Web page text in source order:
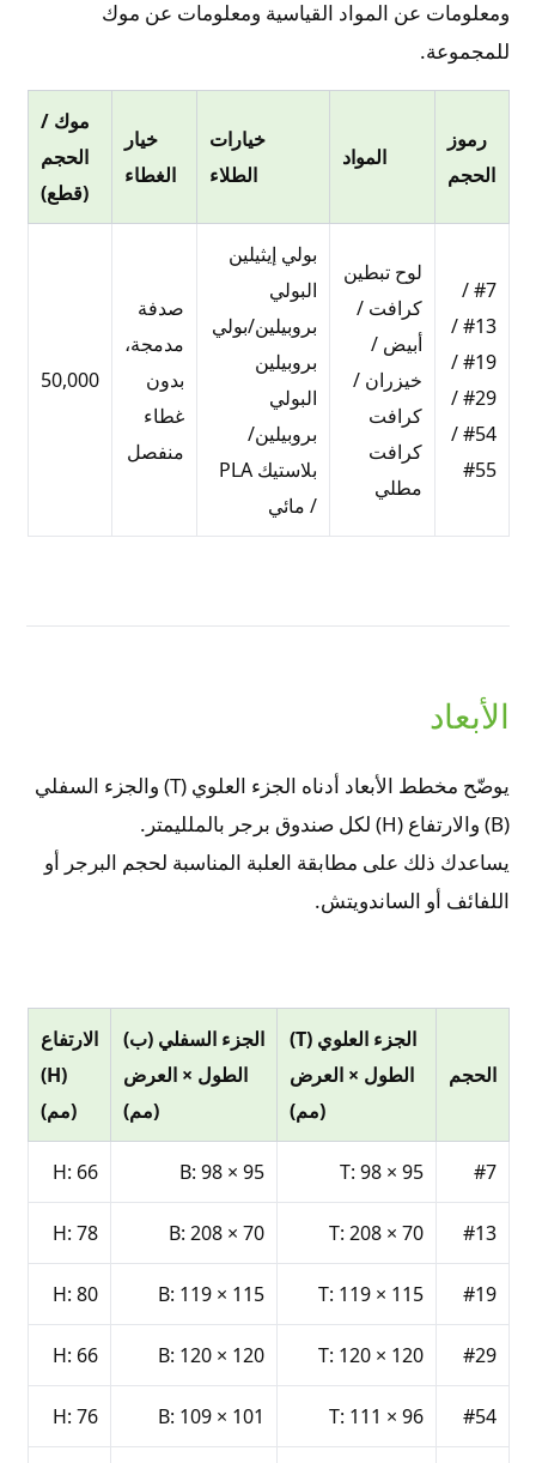
ومعلومات عن المواد القياسية ومعلومات عن موك
للمجموعة.
رموز
الحجم
المواد
خيارات
الطلاء
خيار
الغطاء
موك /
الحجم
(قطع)
#7 /
#13 /
#19 /
#29 /
#54 /
#55
لوح تبطين
كرافت /
أبيض /
خيزران /
كرافت
كرافت
مطلي
بولي إيثيلين
البولي
بروبيلين/بولي
بروبيلين
البولي
بروبيلين/
بلاستيك PLA
/ مائي
صدفة
مدمجة،
بدون
غطاء
منفصل
50,000
الأبعاد
يوضّح مخطط الأبعاد أدناه الجزء العلوي (T) والجزء السفلي
(B) والارتفاع (H) لكل صندوق برجر بالملليمتر.
يساعدك ذلك على مطابقة العلبة المناسبة لحجم البرجر أو
اللفائف أو الساندويتش.
الحجم
الجزء العلوي (T)
الطول × العرض
(مم)
الجزء السفلي (ب)
الطول × العرض
(مم)
الارتفاع
(H)
(مم)
#7
T: 98 × 95
B: 98 × 95
H: 66
#13
T: 208 × 70
B: 208 × 70
H: 78
#19
T: 119 × 115
B: 119 × 115
H: 80
#29
T: 120 × 120
B: 120 × 120
H: 66
#54
T: 111 × 96
B: 109 × 101
H: 76